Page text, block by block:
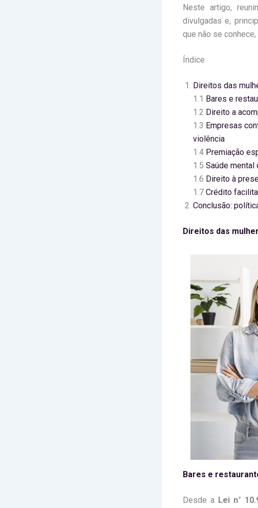
Neste artigo,
divulgadas e,
que não se
Índice
Direitos das
1.1 Bares e
1.2 Direito a
1.3 Empresas
violência
1.4 Premiação
1.5 Saúde
1.6 Direito à
1.7 Crédito
Conclusão:
Direitos das
Bares e
Desde a Lei n°